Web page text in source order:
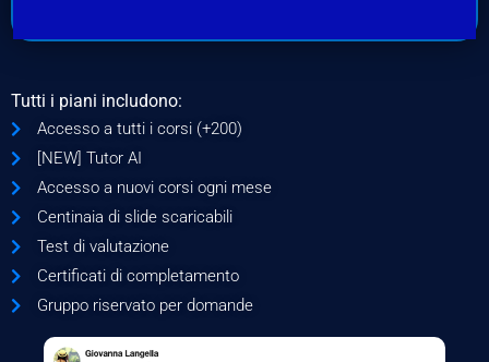
Tutti i piani includono:
Accesso a tutti i corsi (+200)
[NEW] Tutor AI
Accesso a nuovi corsi ogni mese
Centinaia di slide scaricabili
Test di valutazione
Certificati di completamento
Gruppo riservato per domande